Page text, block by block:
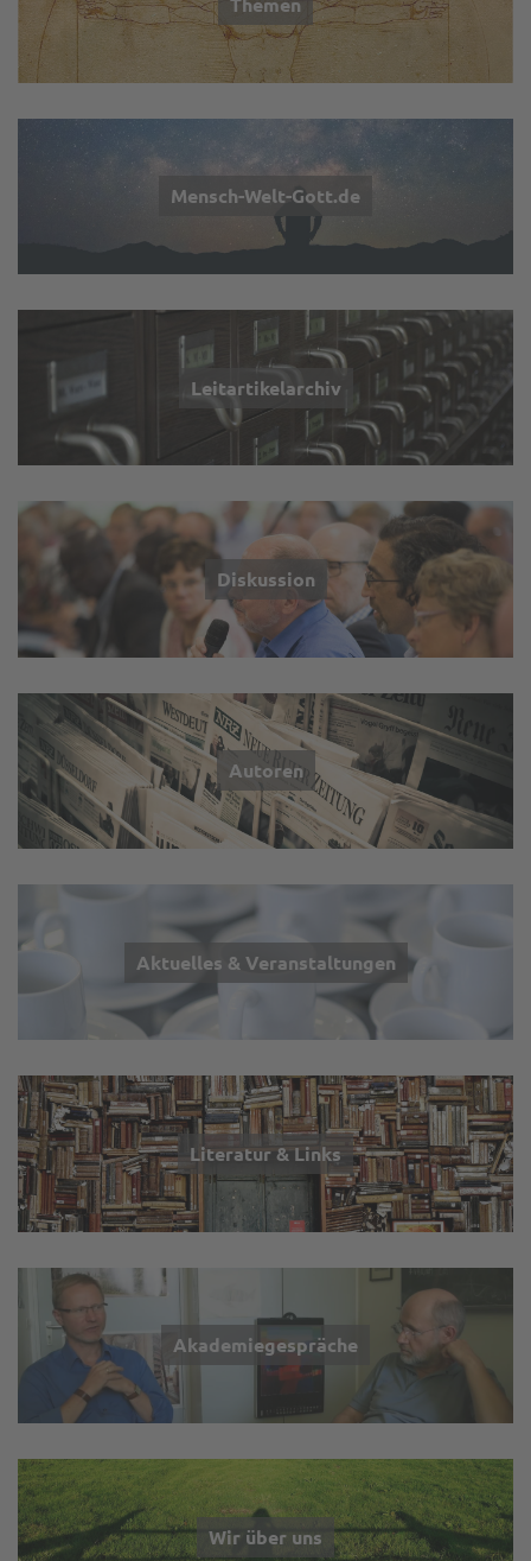
Mensch-Welt-Gott.de
Leitartikelarchiv
Diskussion
Autoren
Aktuelles & Veranstaltungen
Literatur & Links
Akademiegespräche
Wir über uns